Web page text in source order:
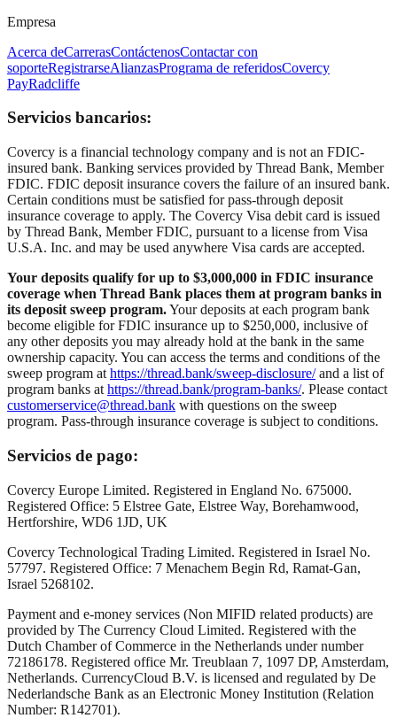
Empresa
Acerca deCarrerasContáctenosContactar con
soporteRegistrarseAlianzasPrograma de referidosCovercy
PayRadcliffe
Servicios bancarios:
Covercy is a financial technology company and is not an FDIC-
insured bank. Banking services provided by Thread Bank, Member
FDIC. FDIC deposit insurance covers the failure of an insured bank.
Certain conditions must be satisfied for pass-through deposit
insurance coverage to apply. The Covercy Visa debit card is issued
by Thread Bank, Member FDIC, pursuant to a license from Visa
U.S.A. Inc. and may be used anywhere Visa cards are accepted.
Your deposits qualify for up to $3,000,000 in FDIC insurance
coverage when Thread Bank places them at program banks in
its deposit sweep program.Your deposits at each program bank
become eligible for FDIC insurance up to $250,000, inclusive of
any other deposits you may already hold at the bank in the same
ownership capacity. You can access the terms and conditions of the
sweep program at https://thread.bank/sweep-disclosure/and a list of
program banks at https://thread.bank/program-banks/. Please contact
customerservice@thread.bank with questions on the sweep
program. Pass-through insurance coverage is subject to conditions.
Servicios de pago:
Covercy Europe Limited. Registered in England No. 675000.
Registered Office: 5 Elstree Gate, Elstree Way, Borehamwood,
Hertforshire, WD6 1JD, UK
Covercy Technological Trading Limited. Registered in Israel No.
57797. Registered Office: 7 Menachem Begin Rd, Ramat-Gan,
Israel 5268102.
Payment and e-money services (Non MIFID related products) are
provided by The Currency Cloud Limited. Registered with the
Dutch Chamber of Commerce in the Netherlands under number
72186178. Registered office Mr. Treublaan 7, 1097 DP, Amsterdam,
Netherlands. CurrencyCloud B.V. is licensed and regulated by De
Nederlandsche Bank as an Electronic Money Institution (Relation
Number: R142701).